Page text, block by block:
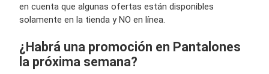
en cuenta que algunas ofertas están disponibles
solamente en la tienda y NO en línea.
¿Habrá una promoción en Pantalones
la próxima semana?